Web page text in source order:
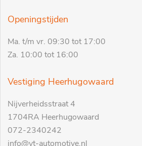
Openingstijden
Ma. t/m vr. 09:30 tot 17:00
Za. 10:00 tot 16:00
Vestiging Heerhugowaard
Nijverheidsstraat 4
1704RA Heerhugowaard
072-2340242
info@vt-automotive.nl